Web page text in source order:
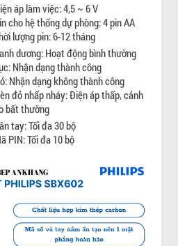
áp làm việc: 4,5 ~ 6 V
cho hệ thống dự phòng: 4 pin AA
lượng pin: 6-12 tháng
dương: Hoạt động bình thường
Nhận dạng thành công
Nhận dạng không thành công
đỏ nhấp nháy: Điện áp thấp, cảnh
bất thường
tay: Tối đa 30 bộ
PIN: Tối đa 10 bộ